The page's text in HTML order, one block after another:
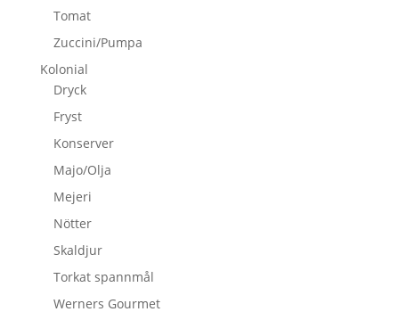
Tomat
Zuccini/Pumpa
Kolonial
Dryck
Fryst
Konserver
Majo/Olja
Mejeri
Nötter
Skaldjur
Torkat spannmål
Werners Gourmet